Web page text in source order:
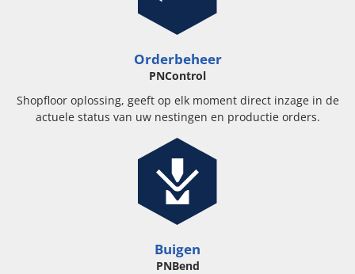
Orderbeheer
PNControl
Shopfloor oplossing, geeft op elk moment direct inzage in de
actuele status van uw nestingen en productie orders.
Buigen
PNBend